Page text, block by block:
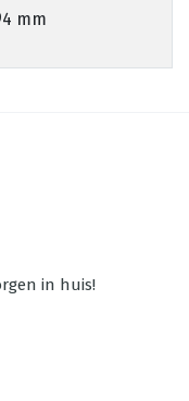
mm
in huis!